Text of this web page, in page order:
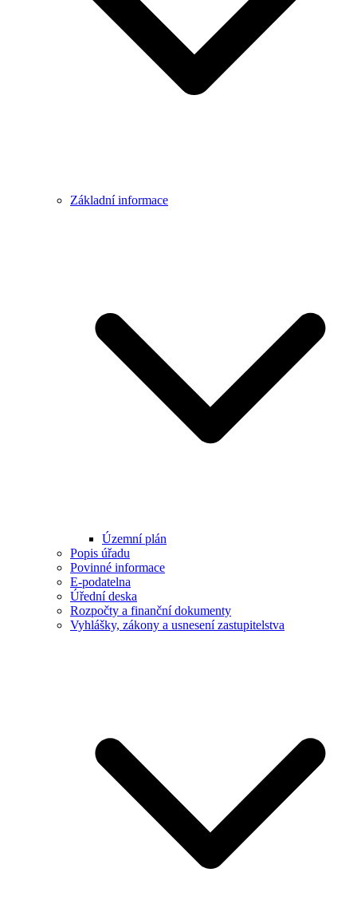
Základní informace
Územní plán
Popis úřadu
Povinné informace
E-podatelna
Úřední deska
Rozpočty a finanční dokumenty
Vyhlášky, zákony a usnesení zastupitelstva